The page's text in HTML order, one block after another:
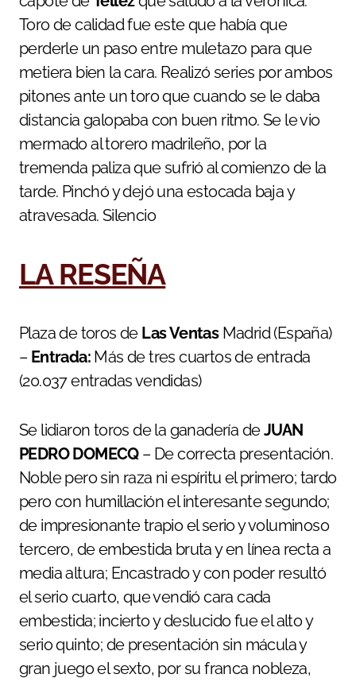
Toro de calidad fue este que había que
perderle un paso entre muletazo para que
metiera bien la cara. Realizó series por ambos
pitones ante un toro que cuando se le daba
distancia galopaba con buen ritmo. Se le vio
mermado al torero madrileño, por la
tremenda paliza que sufrió al comienzo de la
tarde. Pinchó y dejó una estocada baja y
atravesada. Silencio
LA RESEÑA
Plaza de toros de Las VentasMadrid (España)
– Entrada: Más de tres cuartos de entrada
(20.037 entradas vendidas)
Se lidiaron toros de la ganadería deJUAN
PEDRO DOMECQ– De correcta presentación.
Noble pero sin raza ni espíritu el primero; tardo
pero con humillación el interesante segundo;
de impresionante trapio el serio y voluminoso
tercero, de embestida bruta y en línea recta a
media altura; Encastrado y con poder resultó
el serio cuarto, que vendió cara cada
embestida; incierto y deslucido fue el alto y
serio quinto; de presentación sin mácula y
gran juego el sexto, por su franca nobleza,